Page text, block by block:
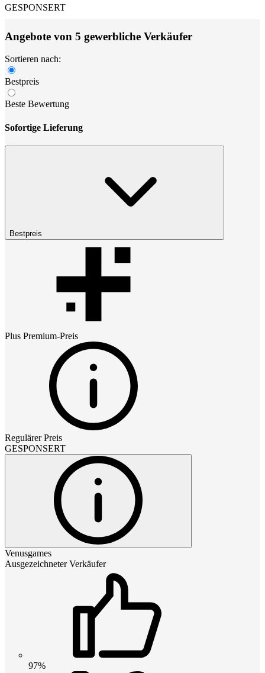
GESPONSERT
Angebote von 5 gewerbliche Verkäufer
Sortieren nach:
Bestpreis
Beste Bewertung
Sofortige Lieferung
Bestpreis
Plus Premium-Preis
Regulärer Preis
GESPONSERT
Venusgames
Ausgezeichneter Verkäufer
97%